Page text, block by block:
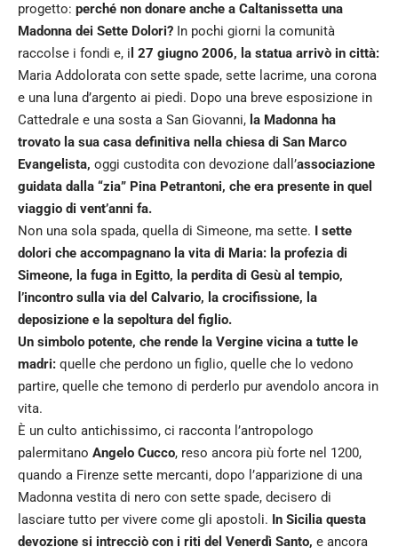
progetto: perché non donare anche a Caltanissetta una
Madonna dei Sette Dolori? In pochi giorni la comunità
raccolse i fondi e, i l 27 giugno 2006, la statua arrivò in città:
Maria Addolorata con sette spade, sette lacrime, una corona
e una luna d’argento ai piedi. Dopo una breve esposizione in
Cattedrale e una sosta a San Giovanni, la Madonna ha
trovato la sua casa definitiva nella chiesa di San Marco
Evangelista, oggi custodita con devozione dall’associazione
guidata dalla “zia” Pina Petrantoni, che era presente in quel
viaggio di vent’anni fa.
Non una sola spada, quella di Simeone, ma sette. I sette
dolori che accompagnano la vita di Maria: la profezia di
Simeone, la fuga in Egitto, la perdita di Gesù al tempio,
l’incontro sulla via del Calvario, la crocifissione, la
deposizione e la sepoltura del figlio.
Un simbolo potente, che rende la Vergine vicina a tutte le
madri: quelle che perdono un figlio, quelle che lo vedono
partire, quelle che temono di perderlo pur avendolo ancora in
vita.
È un culto antichissimo, ci racconta l’antropologo
palermitano Angelo Cucco, reso ancora più forte nel 1200,
quando a Firenze sette mercanti, dopo l’apparizione di una
Madonna vestita di nero con sette spade, decisero di
lasciare tutto per vivere come gli apostoli. In Sicilia questa
devozione si intrecciò con i riti del Venerdì Santo, e ancora